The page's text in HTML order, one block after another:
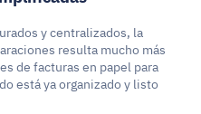
y centralizados, la
resulta mucho más
de facturas en papel para
está ya organizado y listo